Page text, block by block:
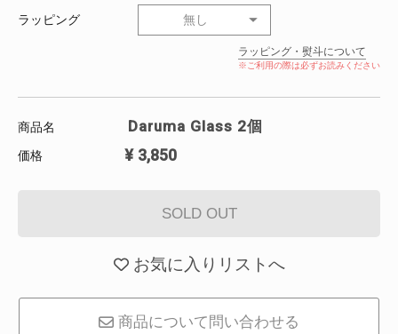
ラッピング 無し
ラッピング・熨斗について
※ご利用の際は必ずお読みください
商品名 Daruma Glass 2個
価格 ¥ 3,850
SOLD OUT
お気に入りリストへ
商品について問い合わせる